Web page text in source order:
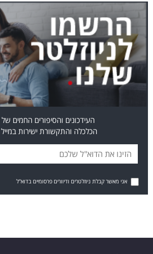
העידכונים והסיפורים החמים
הכלכלה והתקשורת ישירות
אני מאשר קבלת ניוזלטרים ודיוורים פרסומיים בדוא"ל